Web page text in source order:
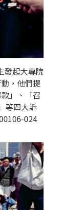
發起大專院
，他們提
」、「召
等四大訴
024